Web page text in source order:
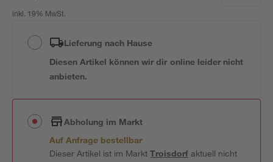
inkl. 19% MwSt.
Lieferung nach Hause
Diesen Artikel können wir dir online leider nicht
anbieten.
Abholung im Markt
Auf Anfrage bestellbar
Dieser Artikel ist im MarktTroisdorfaktuell nicht